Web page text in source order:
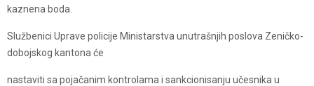
kaznena boda.
Službenici Uprave policije Ministarstva unutrašnjih poslova Zeničko-
dobojskog kantona će
nastaviti sa pojačanim kontrolama i sankcionisanju učesnika u